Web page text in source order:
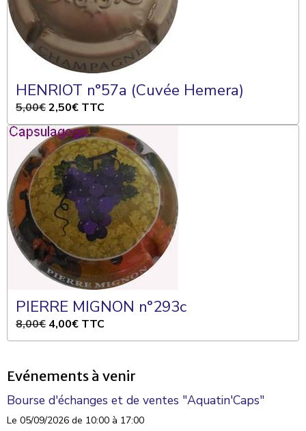
HENRIOT n°57a (Cuvée Hemera)
5,00€2,50€ TTC
PIERRE MIGNON n°293c
8,00€ 4,00€ TTC
Evénements à venir
Bourse d'échanges et de ventes "Aquatin'Caps"
Le 05/09/2026 de 10:00 à 17:00